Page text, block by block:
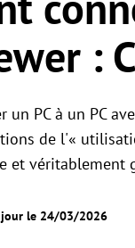
toute
:
un PC à un PC
de l'«
et
jour le 24/03/2026